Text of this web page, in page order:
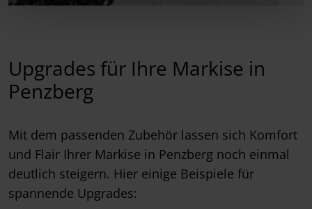
Upgrades für Ihre Markise in
Penzberg
Mit dem passenden Zubehör lassen sich Komfort
und Flair Ihrer Markise in Penzberg noch einmal
deutlich steigern. Hier einige Beispiele für
spannende Upgrades: